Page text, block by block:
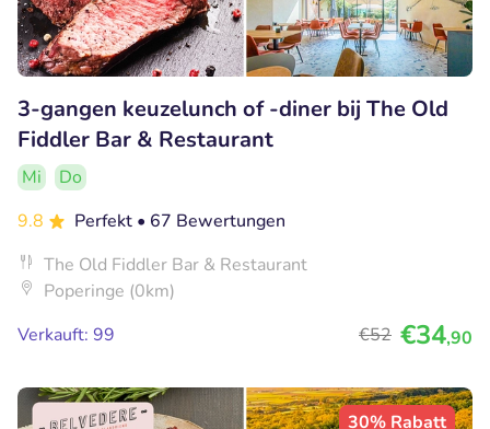
3-gangen keuzelunch of -diner bij The Old
Fiddler Bar & Restaurant
Mi
Do
9.8
Perfekt • 67 Bewertungen
The Old Fiddler Bar & Restaurant
Poperinge (0km)
Verkauft: 99
€52 €34,90
30% Rabatt